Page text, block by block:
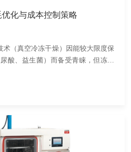
化与成本控制策略
术（真空冷冻干燥）因能较大限度保
酸、益生菌）而备受青睐，但冻干
化与成本控制，需从设备设计、工
同发力。